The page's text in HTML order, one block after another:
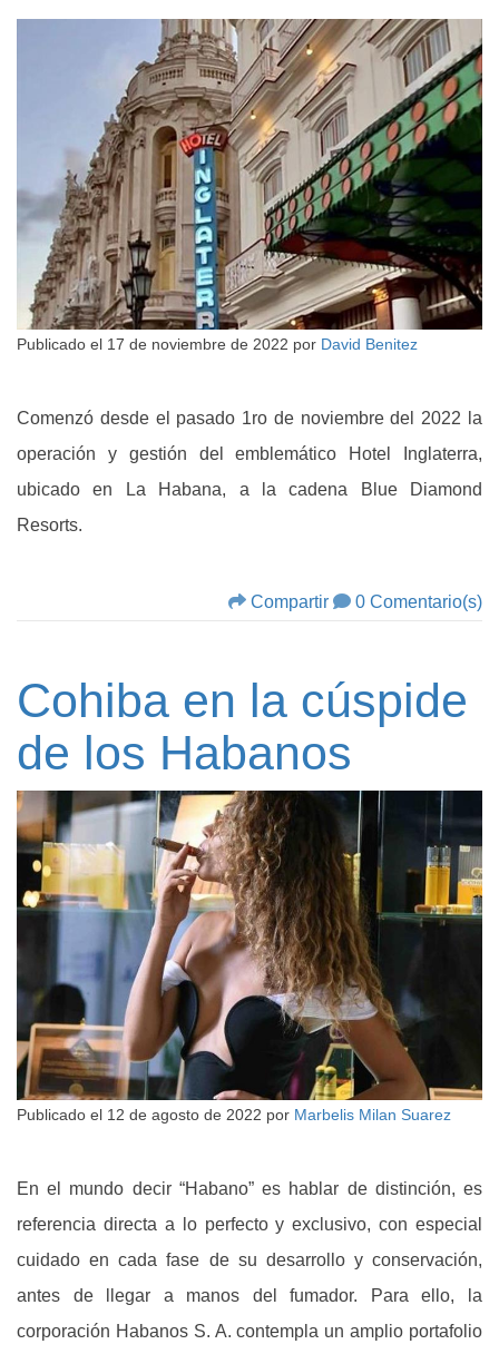
Publicado el 17 de noviembre de 2022 por David Benitez
Comenzó desde el pasado 1ro de noviembre del 2022 la
operación y gestión del emblemático Hotel Inglaterra,
ubicado en La Habana, a la cadena Blue Diamond
Resorts.
Compartir 0 Comentario(s)
Cohiba en la cúspide
de los Habanos
Publicado el 12 de agosto de 2022 por Marbelis Milan Suarez
En el mundo decir “Habano” es hablar de distinción, es
referencia directa a lo perfecto y exclusivo, con especial
cuidado en cada fase de su desarrollo y conservación,
antes de llegar a manos del fumador. Para ello, la
corporación Habanos S. A. contempla un amplio portafolio